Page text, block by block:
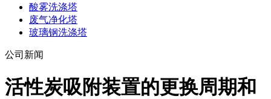
酸雾洗涤塔
废气净化塔
玻璃钢洗涤塔
公司新闻
活性炭吸附装置的更换周期和